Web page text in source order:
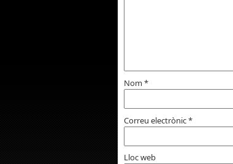
Nom *
Correu electrònic*
Lloc web